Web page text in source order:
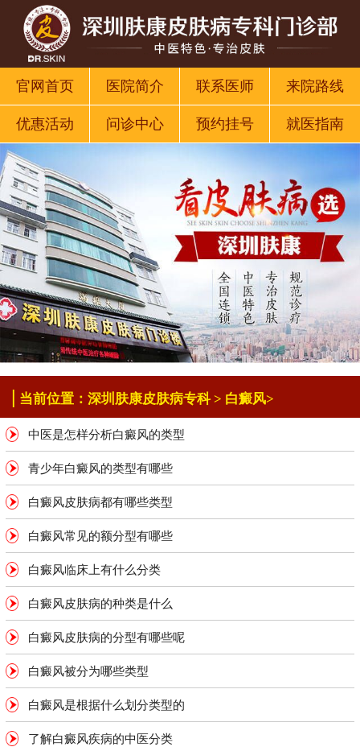
官网首页 医院简介 联系医师 来院路线
优惠活动 问诊中心 预约挂号 就医指南
| 当前位置：深圳肤康皮肤病专科> 白癜风>
中医是怎样分析白癜风的类型
青少年白癜风的类型有哪些
白癜风皮肤病都有哪些类型
白癜风常见的额分型有哪些
白癜风临床上有什么分类
白癜风皮肤病的种类是什么
白癜风皮肤病的分型有哪些呢
白癜风被分为哪些类型
白癜风是根据什么划分类型的
了解白癜风疾病的中医分类